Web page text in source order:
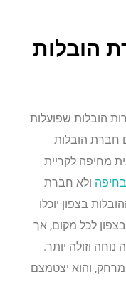
הובלות
הובלות שפועלות
חברת הובלות
מחיפה לקריית
ולא חברת
בצפון יוכלו
לכל מקום, אך
וזולה יותר.
והוא יצטמצם